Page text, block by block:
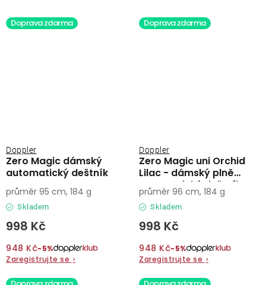
Doprava zdarma
Zero Magic dámský
automatický deštník
Doppler
Skladem
998 Kč
948 Kč−5%
Zaregistrujte se ›
průměr 95 cm, 184 g
Doprava zdarma
Zero Magic uni Orchid
Lilac - dámský plně
automatický deštník
Doppler
Skladem
998 Kč
948 Kč−5%
Zaregistrujte se ›
průměr 96 cm, 184 g